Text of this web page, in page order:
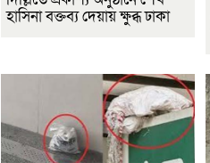
হাসিনা বক্তব্য দেয়ায় ক্ষুব্ধ ঢাকা